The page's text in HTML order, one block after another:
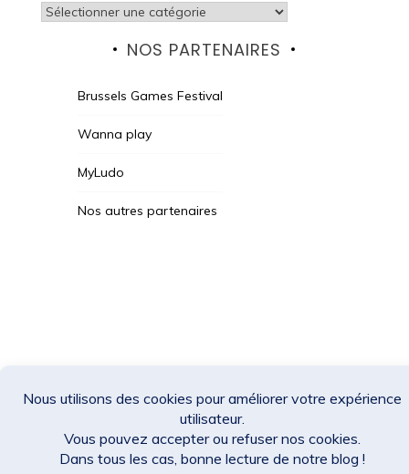
Catégories
NOS PARTENAIRES
Brussels Games Festival
Wanna play
MyLudo
Nos autres partenaires